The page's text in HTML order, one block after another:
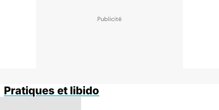
Pratiques et libido